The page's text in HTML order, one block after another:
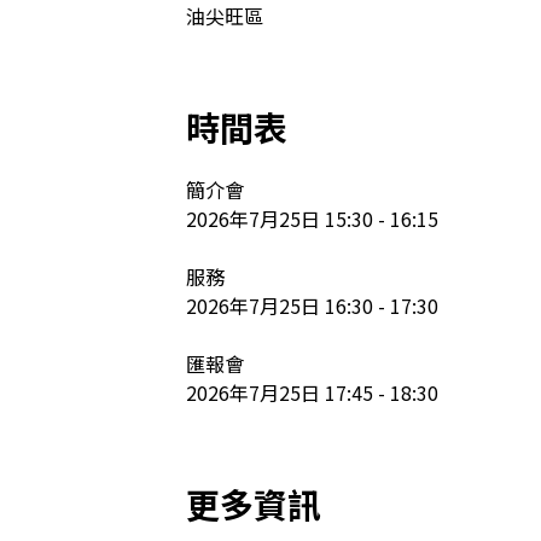
油尖旺區
時間表
簡介會
2026年7月25日 15:30 - 16:15
服務
2026年7月25日 16:30 - 17:30
匯報會
2026年7月25日 17:45 - 18:30
更多資訊